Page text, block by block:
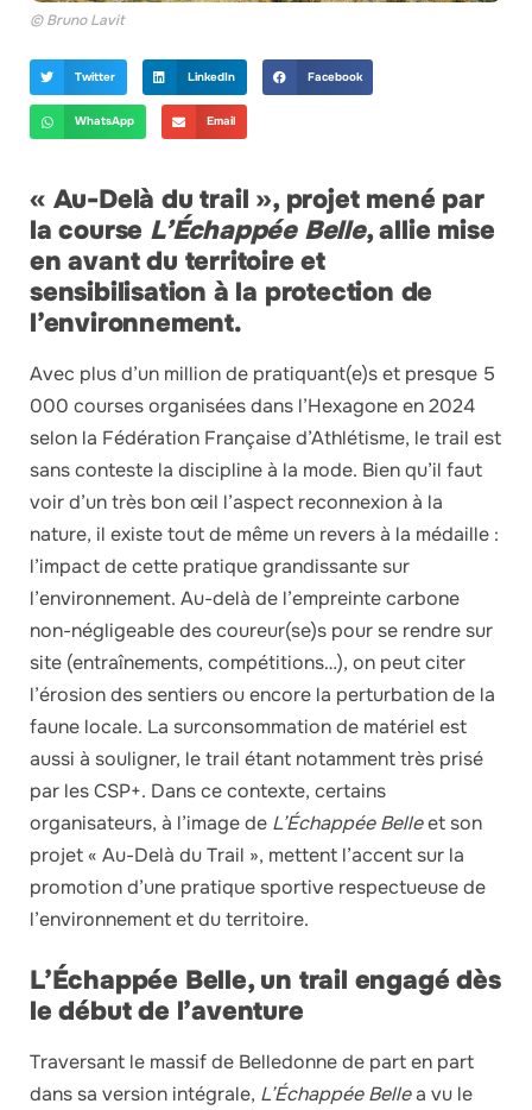
© Bruno Lavit
Twitter LinkedIn Facebook
WhatsApp Email
« Au-Delà du trail », projet mené par
la course L’Échappée Belle, allie mise
en avant du territoire et
sensibilisation à la protection de
l’environnement.
Avec plus d’un million de pratiquant(e)s et presque 5
000 courses organisées dans l’Hexagone en 2024
selon la Fédération Française d’Athlétisme, le trail est
sans conteste la discipline à la mode. Bien qu’il faut
voir d’un très bon œil l’aspect reconnexion à la
nature, il existe tout de même un revers à la médaille :
l’impact de cette pratique grandissante sur
l’environnement. Au-delà de l’empreinte carbone
non-négligeable des coureur(se)s pour se rendre sur
site (entraînements, compétitions…), on peut citer
l’érosion des sentiers ou encore la perturbation de la
faune locale. La surconsommation de matériel est
aussi à souligner, le trail étant notamment très prisé
par les CSP+. Dans ce contexte, certains
organisateurs, à l’image de L’Échappée Belleet son
projet « Au-Delà du Trail », mettent l’accent sur la
promotion d’une pratique sportive respectueuse de
l’environnement et du territoire.
L’Échappée Belle, un trail engagé dès
le début de l’aventure
Traversant le massif de Belledonne de part en part
dans sa version intégrale, L’Échappée Bellea vu le